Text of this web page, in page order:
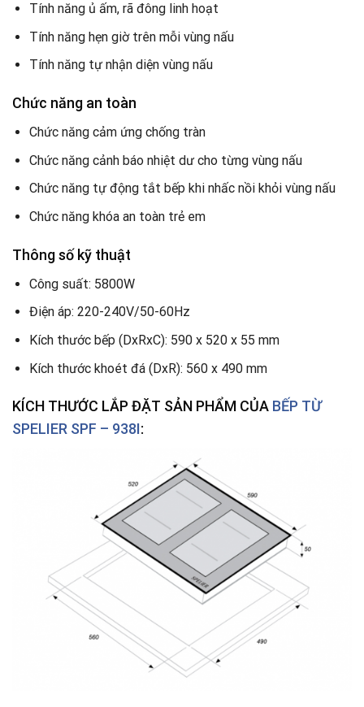
Tính năng ủ ấm, rã đông linh hoạt
Tính năng hẹn giờ trên mỗi vùng nấu
Tính năng tự nhận diện vùng nấu
Chức năng an toàn
Chức năng cảm ứng chống tràn
Chức năng cảnh báo nhiệt dư cho từng vùng nấu
Chức năng tự động tắt bếp khi nhấc nồi khỏi vùng nấu
Chức năng khóa an toàn trẻ em
Thông số kỹ thuật
Công suất: 5800W
Điện áp: 220-240V/50-60Hz
Kích thước bếp (DxRxC): 590 x 520 x 55 mm
Kích thước khoét đá (DxR): 560 x 490 mm
KÍCH THƯỚC LẮP ĐẶT SẢN PHẨM CỦA BẾP TỪ
SPELIER SPF – 938I: